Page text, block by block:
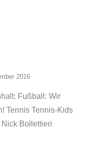
2016
Fußball: Wir
Tennis Tennis-Kids
Bollettieri